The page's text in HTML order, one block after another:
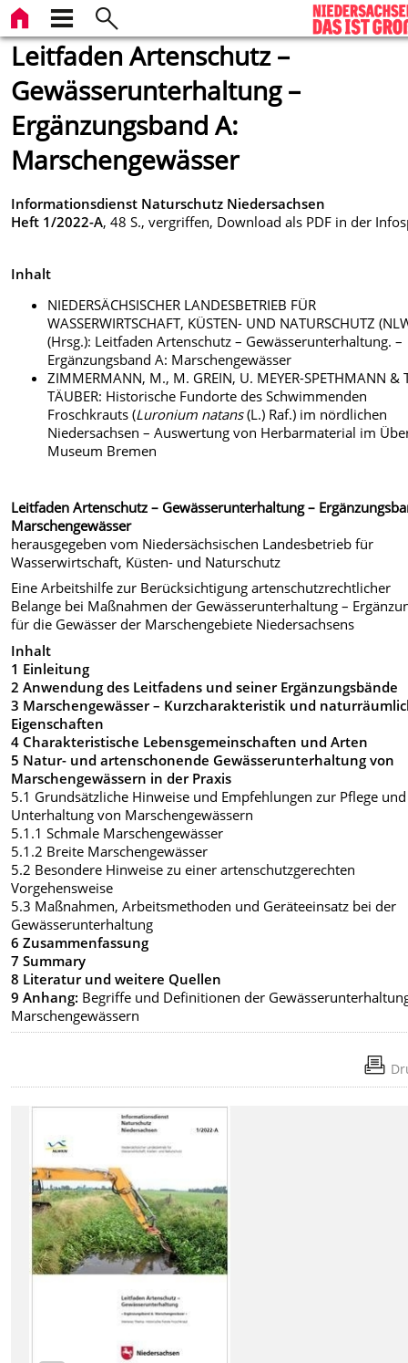
Leitfaden Artenschutz –
Gewässerunterhaltung –
Ergänzungsband A:
Marschengewässer
Informationsdienst Naturschutz Niedersachsen
Heft 1/2022-A, 48 S., vergriffen, Download als PDF in der
Inhalt
NIEDERSÄCHSISCHER LANDESBETRIEB FÜR
WASSERWIRTSCHAFT, KÜSTEN- UND NATURSCHUTZ
(Hrsg.): Leitfaden Artenschutz – Gewässerunterhaltung. –
Ergänzungsband A: Marschengewässer
ZIMMERMANN, M., M. GREIN, U. MEYER-SPETHMANN &
TÄUBER: Historische Fundorte des Schwimmenden
Froschkrauts (Luronium natans(L.) Raf.) im nördlichen
Niedersachsen – Auswertung von Herbarmaterial im
Museum Bremen
Leitfaden Artenschutz – Gewässerunterhaltung –
Marschengewässer
herausgegeben vom Niedersächsischen Landesbetrieb für
Wasserwirtschaft, Küsten- und Naturschutz
Eine Arbeitshilfe zur Berücksichtigung artenschutzrechtlicher
Belange bei Maßnahmen der Gewässerunterhaltung –
für die Gewässer der Marschengebiete Niedersachsens
Inhalt
1 Einleitung
2 Anwendung des Leitfadens und seiner Ergänzungsbände
3 Marschengewässer – Kurzcharakteristik und
Eigenschaften
4 Charakteristische Lebensgemeinschaften und Arten
5 Natur- und artenschonende Gewässerunterhaltung von
Marschengewässern in der Praxis
5.1 Grundsätzliche Hinweise und Empfehlungen zur Pflege und
Unterhaltung von Marschengewässern
5.1.1 Schmale Marschengewässer
5.1.2 Breite Marschengewässer
5.2 Besondere Hinweise zu einer artenschutzgerechten
Vorgehensweise
5.3 Maßnahmen, Arbeitsmethoden und Geräteeinsatz bei der
Gewässerunterhaltung
6 Zusammenfassung
7 Summary
8 Literatur und weitere Quellen
9 Anhang: Begriffe und Definitionen der
Marschengewässern